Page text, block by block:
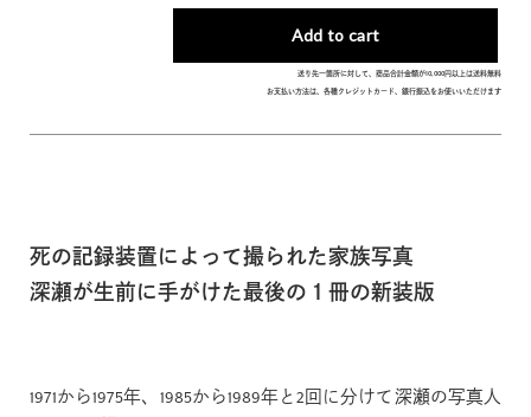
送り先一箇所に対して、商品合計金額が10,000円以上は送料無料
お支払い方法は、各種クレジットカード、銀行振込をお使いいただけます
死の記録装置によって撮られた家族写真
深瀬が生前に手がけた最後の１冊の新装版
1971から1975年、1985から1989年と2回に分けて深瀬の写真人